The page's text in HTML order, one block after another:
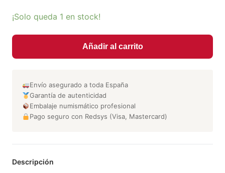
¡Solo queda 1 en stock!
Añadir al carrito
Envío asegurado a toda España
Garantía de autenticidad
Embalaje numismático profesional
Pago seguro con Redsys (Visa, Mastercard)
Descripción